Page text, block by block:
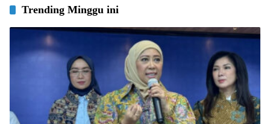
Trending Minggu ini